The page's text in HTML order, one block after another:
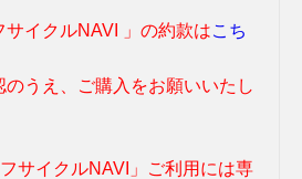
サイクルNAVI 」の約款はこち
うえ、ご購入をお願いいたし
サイクルNAVI」ご利用には専